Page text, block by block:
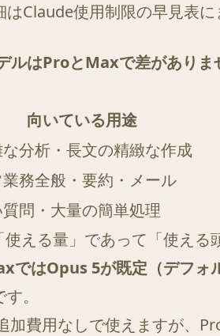
はClaude使用制限の早見表に
ルはProとMaxで差がありま
向いている用途
分析・長文の精緻な作成
業務全般・要約・メール
問・大量の簡単処理
える量」であって「使え
ではOpus 5が既定（デフォ
す。
費用なしで使えますが、